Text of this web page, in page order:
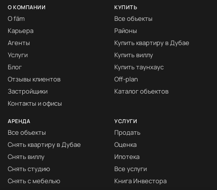
О КОМПАНИИ
О fäm
Карьера
Агенты
Услуги
Блог
Отзывы клиентов
Застройщики
Контакты и офисы
КУПИТЬ
Все объекты
Районы
Купить квартиру в Дубае
Купить виллу
Купить таунхаус
Off-plan
Каталог объектов
АРЕНДА
Все объекты
Снять квартиру в Дубае
Снять виллу
Снять студию
Снять с мебелью
УСЛУГИ
Продать
Оценка
Ипотека
Все услуги
Книга Инвестора